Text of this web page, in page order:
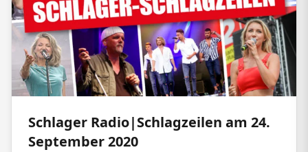
Schlager Radio|Schlagzeilen am 24.
September 2020